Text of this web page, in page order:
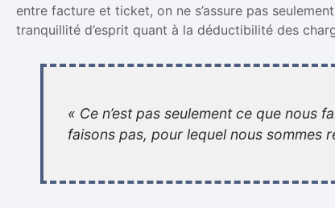
entre facture et ticket, on ne s’assure pas
tranquillité d’esprit quant à la déductibilité des
« Ce n’est pas seulement ce que nous
faisons pas, pour lequel nous sommes